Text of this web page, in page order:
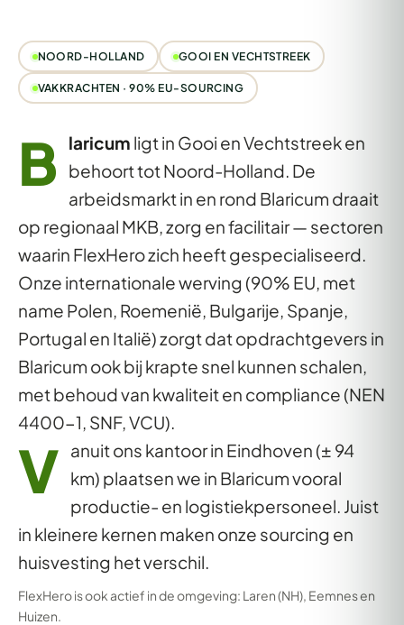
NOORD-HOLLAND GOOI EN VECHTSTREEK
VAKKRACHTEN · 90% EU-SOURCING
B laricum ligt in Gooi en Vechtstreek en
behoort tot Noord-Holland. De
arbeidsmarkt in en rond Blaricum draait
op regionaal MKB, zorg en facilitair — sectoren
waarin FlexHero zich heeft gespecialiseerd.
Onze internationale werving (90% EU, met
name Polen, Roemenië, Bulgarije, Spanje,
Portugal en Italië) zorgt dat opdrachtgevers in
Blaricum ook bij krapte snel kunnen schalen,
met behoud van kwaliteit en compliance (NEN
4400-1, SNF, VCU).
V anuit ons kantoor in Eindhoven (± 94
km) plaatsen we in Blaricum vooral
productie- en logistiekpersoneel. Juist
in kleinere kernen maken onze sourcing en
huisvesting het verschil.
FlexHero is ook actief in de omgeving: Laren (NH), Eemnesen
Huizen.